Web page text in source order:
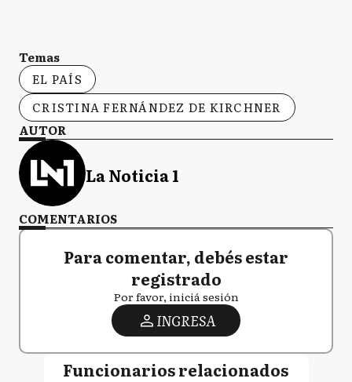
Temas
EL PAÍS
CRISTINA FERNÁNDEZ DE KIRCHNER
AUTOR
La Noticia 1
COMENTARIOS
Para comentar, debés estar
registrado
Por favor, iniciá sesión
INGRESA
Funcionarios relacionados